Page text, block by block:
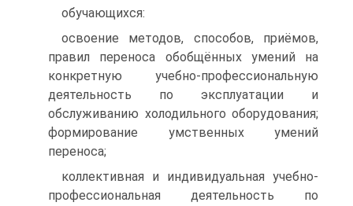
обучающихся:
освоение методов, способов, приёмов,
правил переноса обобщённых умений на
конкретную учебно-профессиональную
деятельность по эксплуатации и
обслуживанию холодильного оборудования;
формирование умственных умений
переноса;
коллективная и индивидуальная учебно-
профессиональная деятельность по